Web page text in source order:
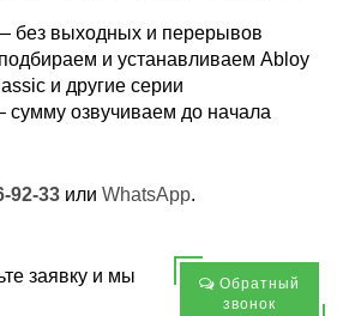
без выходных и перерывов
и устанавливаем Abloy
и другие серии
озвучиваем до начала
92-33 или WhatsApp.
заявку и мы
Обратный
звонок